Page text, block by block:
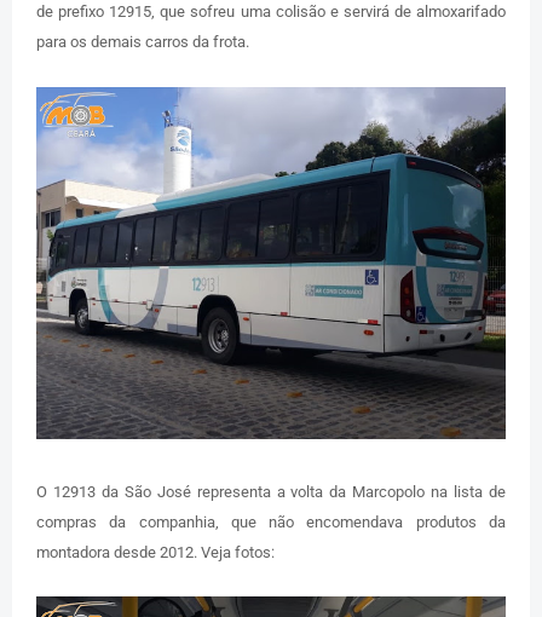
de prefixo 12915, que sofreu uma colisão e servirá de almoxarifado
para os demais carros da frota.
O 12913 da São José representa a volta da Marcopolo na lista de
compras da companhia, que não encomendava produtos da
montadora desde 2012. Veja fotos: